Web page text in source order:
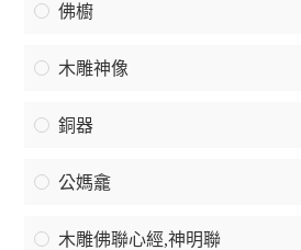
佛櫥
木雕神像
銅器
公媽龕
木雕佛聯心經,神明聯